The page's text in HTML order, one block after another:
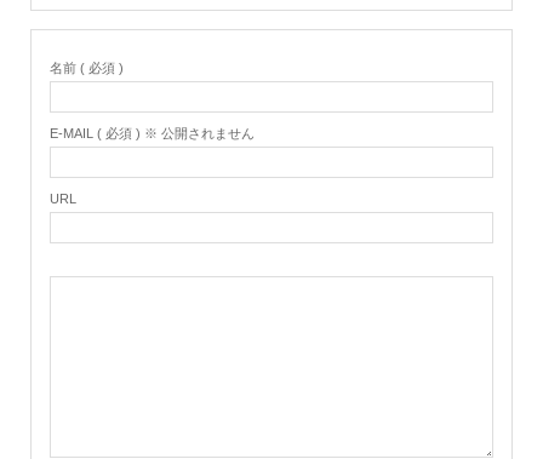
名前 ( 必須 )
E-MAIL ( 必須 ) ※ 公開されません
URL